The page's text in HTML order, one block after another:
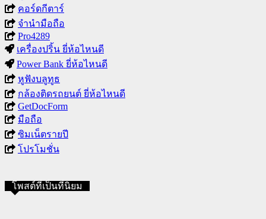
คอร์ดกีตาร์
จำนำมือถือ
Pro4289
เครื่องปริ้น ยี่ห้อไหนดี
Power Bank ยี่ห้อไหนดี
หูฟังบลูทูธ
กล้องติดรถยนต์ ยี่ห้อไหนดี
GetDocForm
มือถือ
ซิมเน็ตรายปี
โปรโมชั่น
โพสต์ที่เป็นที่นิยม